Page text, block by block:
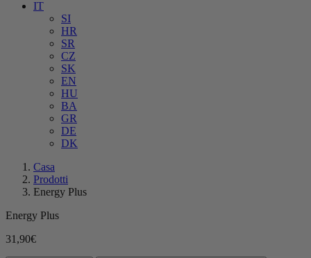
IT
SI
HR
SR
CZ
SK
EN
HU
BA
GR
DE
DK
Casa
Prodotti
Energy Plus
Energy Plus
31,90€